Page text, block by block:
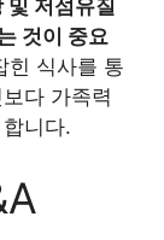
및 저섬유질
것이 중요
힌 식사를 통
다 가족력
니다.